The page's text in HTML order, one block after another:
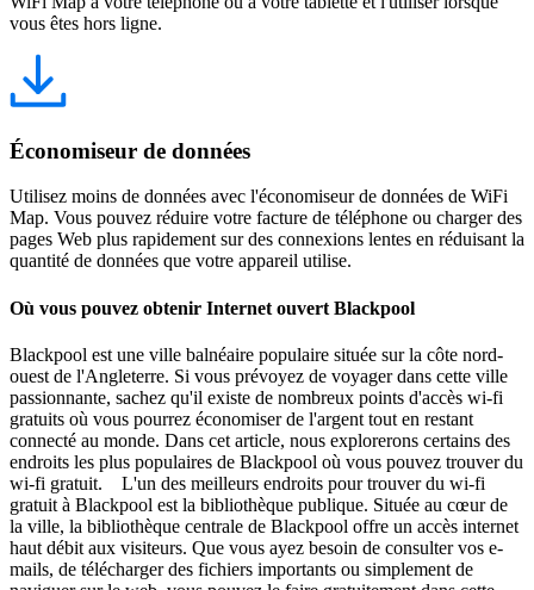
vous êtes hors ligne.
Économiseur de données
Utilisez moins de données avec l'économiseur de données de WiFi
Map. Vous pouvez réduire votre facture de téléphone ou charger des
pages Web plus rapidement sur des connexions lentes en réduisant la
quantité de données que votre appareil utilise.
Où vous pouvez obtenir Internet ouvert Blackpool
Blackpool est une ville balnéaire populaire située sur la côte nord-
ouest de l'Angleterre. Si vous prévoyez de voyager dans cette ville
passionnante, sachez qu'il existe de nombreux points d'accès wi-fi
gratuits où vous pourrez économiser de l'argent tout en restant
connecté au monde. Dans cet article, nous explorerons certains des
endroits les plus populaires de Blackpool où vous pouvez trouver du
wi-fi gratuit. L'un des meilleurs endroits pour trouver du wi-fi
gratuit à Blackpool est la bibliothèque publique. Située au cœur de
la ville, la bibliothèque centrale de Blackpool offre un accès internet
haut débit aux visiteurs. Que vous ayez besoin de consulter vos e-
mails, de télécharger des fichiers importants ou simplement de